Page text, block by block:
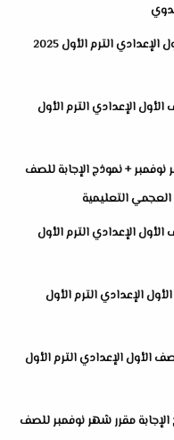
عشرون امتحان عملي علوم للصف الأول الإعدادي الترم الأول 2025
الإعدادي الترم الأول
نوفمبر + نموذج الإجابة للصف
الإعدادي الترم الأول
الإعدادي الترم الأول
الأول الإعدادي الترم الأول
مقرر شهر نوفمبر للصف